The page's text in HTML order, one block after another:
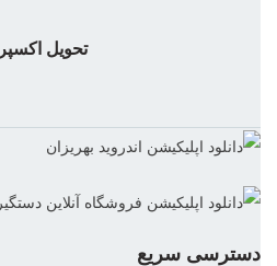
تحویل
دسترسی سریع